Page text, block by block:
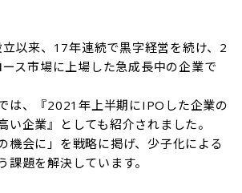
以来、17年連続で黒字経営を続け、2
ス市場に上場した急成長中の企業で
は、『2021年上半期にIPOした企業の
い企業』としても紹介されました。
機会に」を戦略に掲げ、少子化による
課題を解決しています。